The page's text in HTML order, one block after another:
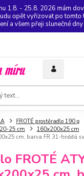
1.8. - 25.8. 2026 mám
opět vyřizovat po tomto
a všem přeji slunečné dny
FROTÉ prostěradlo 190 g
25 cm
160x200x25 cm
cm, barva FR 31-hnědá
FROTÉ